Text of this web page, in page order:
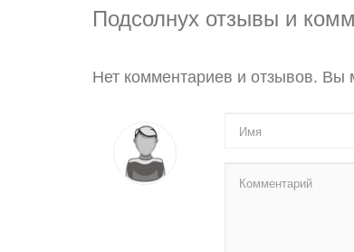
Подсолнух отзывы и
Нет комментариев и отзывов.